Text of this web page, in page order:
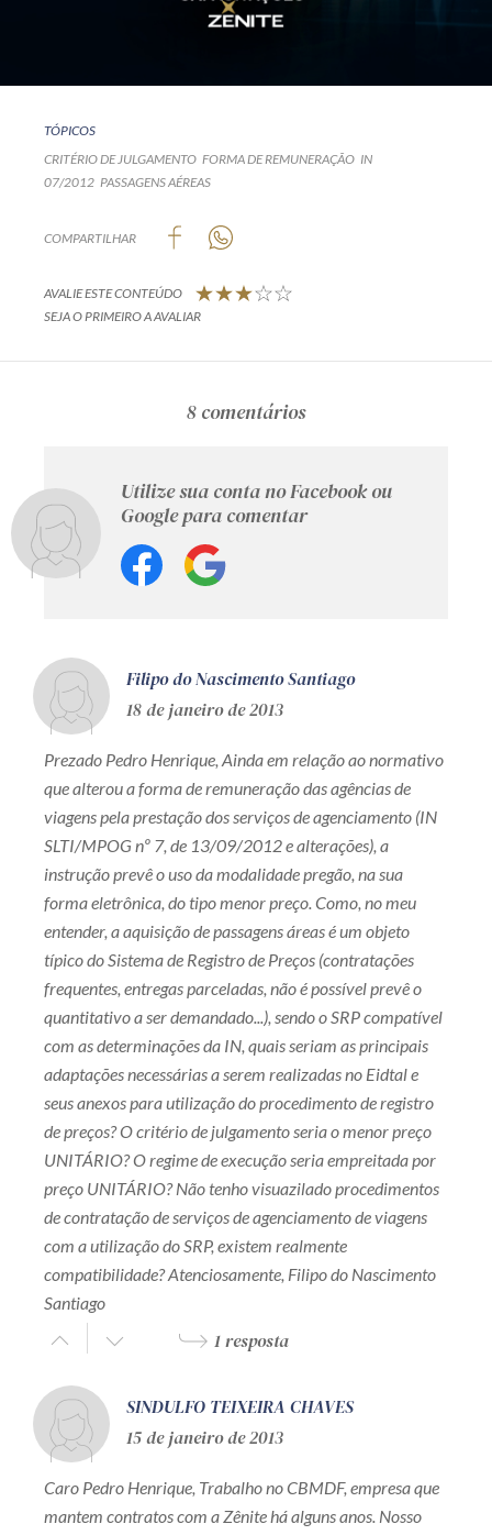
TÓPICOS
CRITÉRIO DE JULGAMENTO FORMA DE REMUNERAÇÃO IN
07/2012 PASSAGENS AÉREAS
COMPARTILHAR
AVALIE ESTE CONTEÚDO
SEJA O PRIMEIRO A AVALIAR
8 comentários
Utilize sua conta no Facebook ou
Google para comentar
Filipo do Nascimento Santiago
18 de janeiro de 2013
Prezado Pedro Henrique, Ainda em relação ao normativo
que alterou a forma de remuneração das agências de
viagens pela prestação dos serviços de agenciamento (IN
SLTI/MPOG nº 7, de 13/09/2012 e alterações), a
instrução prevê o uso da modalidade pregão, na sua
forma eletrônica, do tipo menor preço. Como, no meu
entender, a aquisição de passagens áreas é um objeto
típico do Sistema de Registro de Preços (contratações
frequentes, entregas parceladas, não é possível prevê o
quantitativo a ser demandado...), sendo o SRP compatível
com as determinações da IN, quais seriam as principais
adaptações necessárias a serem realizadas no Eidtal e
seus anexos para utilização do procedimento de registro
de preços? O critério de julgamento seria o menor preço
UNITÁRIO? O regime de execução seria empreitada por
preço UNITÁRIO? Não tenho visuazilado procedimentos
de contratação de serviços de agenciamento de viagens
com a utilização do SRP, existem realmente
compatibilidade? Atenciosamente, Filipo do Nascimento
Santiago
1 resposta
SINDULFO TEIXEIRA CHAVES
15 de janeiro de 2013
Caro Pedro Henrique, Trabalho no CBMDF, empresa que
mantem contratos com a Zênite há alguns anos. Nosso